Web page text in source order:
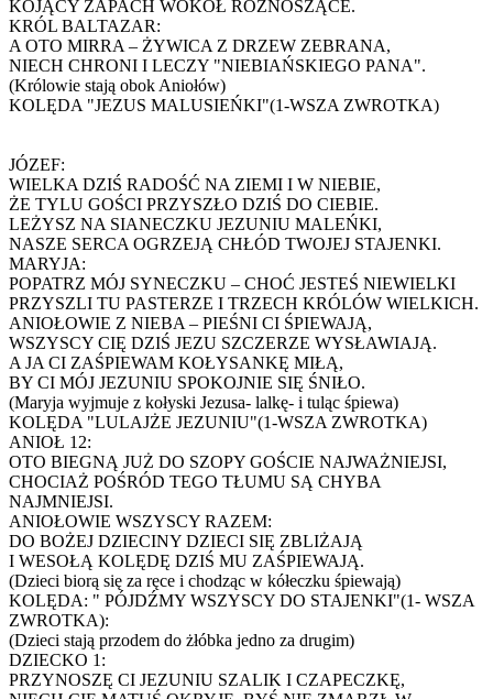
KOJĄCY ZAPACH WOKÓŁ ROZNOSZĄCE.
KRÓL BALTAZAR:
A OTO MIRRA – ŻYWICA Z DRZEW ZEBRANA,
NIECH CHRONI I LECZY "NIEBIAŃSKIEGO PANA".
(Królowie stają obok Aniołów)
KOLĘDA "JEZUS MALUSIEŃKI"(1-WSZA ZWROTKA)
JÓZEF:
WIELKA DZIŚ RADOŚĆ NA ZIEMI I W NIEBIE,
ŻE TYLU GOŚCI PRZYSZŁO DZIŚ DO CIEBIE.
LEŻYSZ NA SIANECZKU JEZUNIU MALEŃKI,
NASZE SERCA OGRZEJĄ CHŁÓD TWOJEJ STAJENKI.
MARYJA:
POPATRZ MÓJ SYNECZKU – CHOĆ JESTEŚ NIEWIELKI
PRZYSZLI TU PASTERZE I TRZECH KRÓLÓW WIELKICH.
ANIOŁOWIE Z NIEBA – PIEŚNI CI ŚPIEWAJĄ,
WSZYSCY CIĘ DZIŚ JEZU SZCZERZE WYSŁAWIAJĄ.
A JA CI ZAŚPIEWAM KOŁYSANKĘ MIŁĄ,
BY CI MÓJ JEZUNIU SPOKOJNIE SIĘ ŚNIŁO.
(Maryja wyjmuje z kołyski Jezusa- lalkę- i tuląc śpiewa)
KOLĘDA "LULAJŻE JEZUNIU"(1-WSZA ZWROTKA)
ANIOŁ 12:
OTO BIEGNĄ JUŻ DO SZOPY GOŚCIE NAJWAŻNIEJSI,
CHOCIAŻ POŚRÓD TEGO TŁUMU SĄ CHYBA
NAJMNIEJSI.
ANIOŁOWIE WSZYSCY RAZEM:
DO BOŻEJ DZIECINY DZIECI SIĘ ZBLIŻAJĄ
I WESOŁĄ KOLĘDĘ DZIŚ MU ZAŚPIEWAJĄ.
(Dzieci biorą się za ręce i chodząc w kółeczku śpiewają)
KOLĘDA: " PÓJDŹMY WSZYSCY DO STAJENKI"(1- WSZA
ZWROTKA):
(Dzieci stają przodem do żłóbka jedno za drugim)
DZIECKO 1:
PRZYNOSZĘ CI JEZUNIU SZALIK I CZAPECZKĘ,